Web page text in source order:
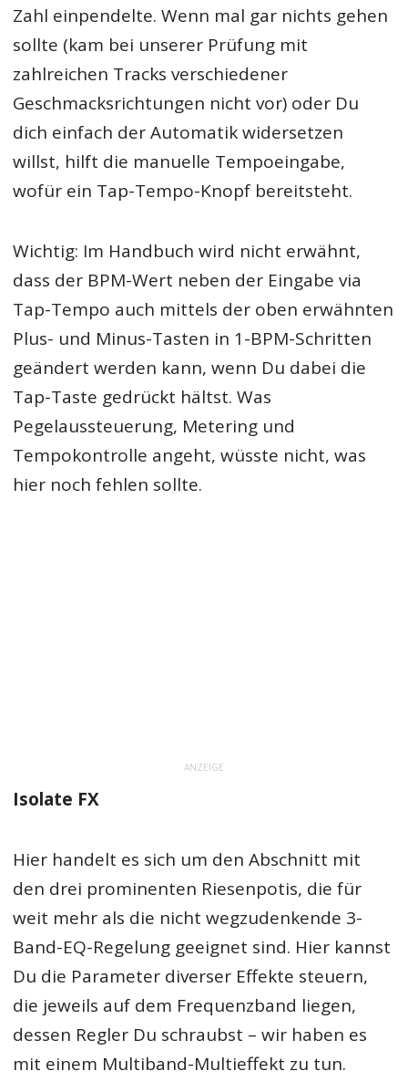
Zahl einpendelte. Wenn mal gar nichts gehen
sollte (kam bei unserer Prüfung mit
zahlreichen Tracks verschiedener
Geschmacksrichtungen nicht vor) oder Du
dich einfach der Automatik widersetzen
willst, hilft die manuelle Tempoeingabe,
wofür ein Tap-Tempo-Knopf bereitsteht.
Wichtig: Im Handbuch wird nicht erwähnt,
dass der BPM-Wert neben der Eingabe via
Tap-Tempo auch mittels der oben erwähnten
Plus- und Minus-Tasten in 1-BPM-Schritten
geändert werden kann, wenn Du dabei die
Tap-Taste gedrückt hältst. Was
Pegelaussteuerung, Metering und
Tempokontrolle angeht, wüsste nicht, was
hier noch fehlen sollte.
ANZEIGE
Isolate FX
Hier handelt es sich um den Abschnitt mit
den drei prominenten Riesenpotis, die für
weit mehr als die nicht wegzudenkende 3-
Band-EQ-Regelung geeignet sind. Hier kannst
Du die Parameter diverser Effekte steuern,
die jeweils auf dem Frequenzband liegen,
dessen Regler Du schraubst – wir haben es
mit einem Multiband-Multieffekt zu tun.